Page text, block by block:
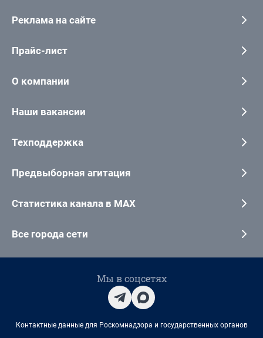
Реклама на сайте
Прайс-лист
О компании
Наши вакансии
Техподдержка
Предвыборная агитация
Статистика канала в MAX
Все города сети
Мы в соцсетях
Контактные данные для Роскомнадзора и государственных органов